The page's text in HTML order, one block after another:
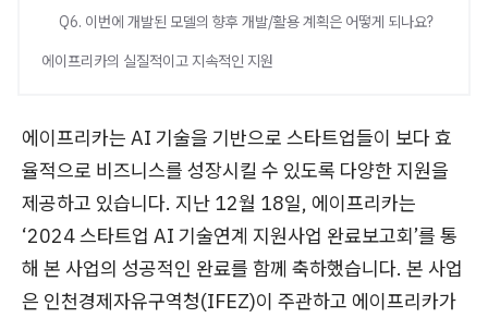
Q6. 이번에 개발된 모델의 향후 개발/활용 계획은 어떻게 되나요?
에이프리카의 실질적이고 지속적인 지원
에이프리카는 AI 기술을 기반으로 스타트업들이 보다 효
율적으로 비즈니스를 성장시킬 수 있도록 다양한 지원을
제공하고 있습니다. 지난 12월 18일, 에이프리카는
‘2024 스타트업 AI 기술연계 지원사업 완료보고회’를 통
해 본 사업의 성공적인 완료를 함께 축하했습니다. 본 사업
은 인천경제자유구역청(IFEZ)이 주관하고 에이프리카가